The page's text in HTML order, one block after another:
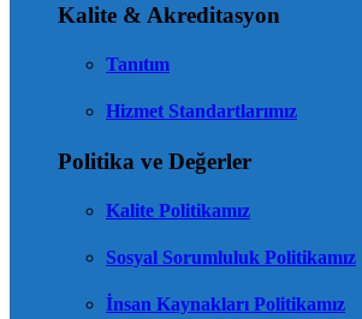
Kalite & Akreditasyon
Tanıtım
Hizmet Standartlarımız
Politika ve Değerler
Kalite Politikamız
Sosyal Sorumluluk Politikamız
İnsan Kaynakları Politikamız